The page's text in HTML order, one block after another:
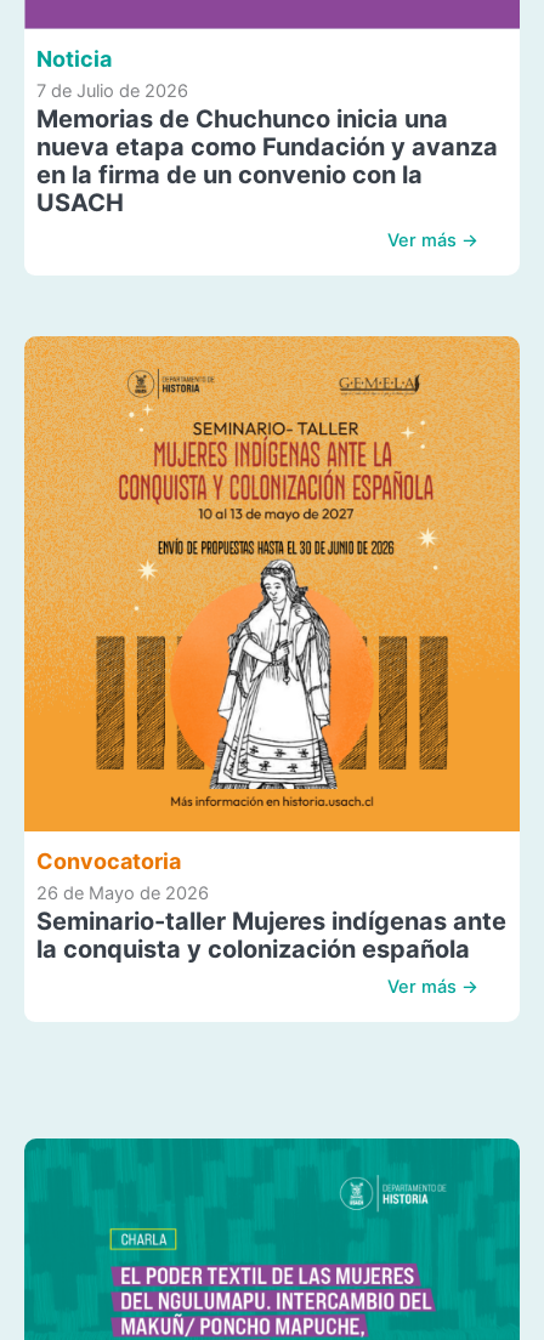
Noticia
7 de Julio de 2026
Memorias de Chuchunco inicia una
nueva etapa como Fundación y avanza
en la firma de un convenio con la
USACH
Ver más →
Convocatoria
26 de Mayo de 2026
Seminario-taller Mujeres indígenas ante
la conquista y colonización española
Ver más →